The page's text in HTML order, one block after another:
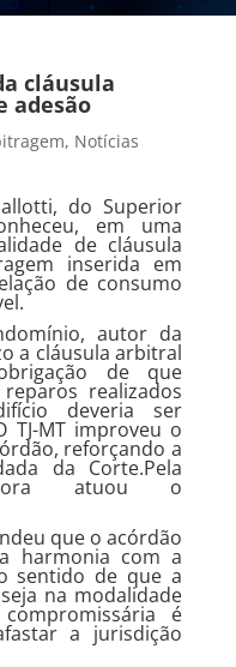
cláusula
adesão
, Notícias
do Superior
em uma
de cláusula
inserida em
de consumo
autor da
a cláusula arbitral
de que
realizados
deveria ser
TJ-MT improveu o
reforçando a
da Corte.Pela
atuou o
que o acórdão
harmonia com a
sentido de que a
na modalidade
é
a jurisdição